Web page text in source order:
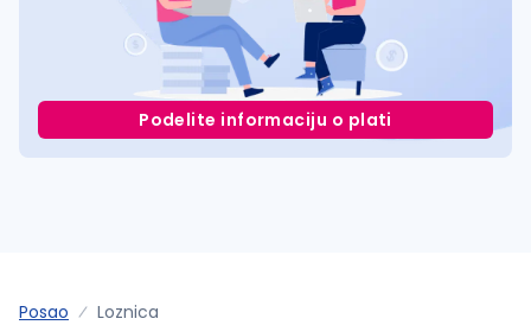
Podelite informaciju o plati
Posao Loznica